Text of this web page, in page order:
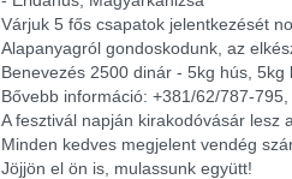
Várjuk 5 fős csapatok jelentkezését
Alapanyagról gondoskodunk, az
Benevezés 2500 dinár - 5kg hús, 5kg
Bővebb információ: +381/62/787-
A fesztivál napján kirakodóvásár lesz
Minden kedves megjelent vendég
Jöjjön el ön is, mulassunk együtt!